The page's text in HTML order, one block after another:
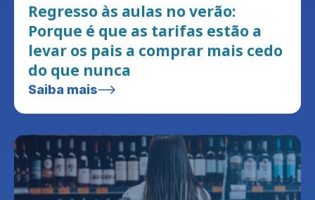
Regresso às aulas no verão:
Porque é que as tarifas estão a
levar os pais a comprar mais cedo
do que nunca
Saiba mais